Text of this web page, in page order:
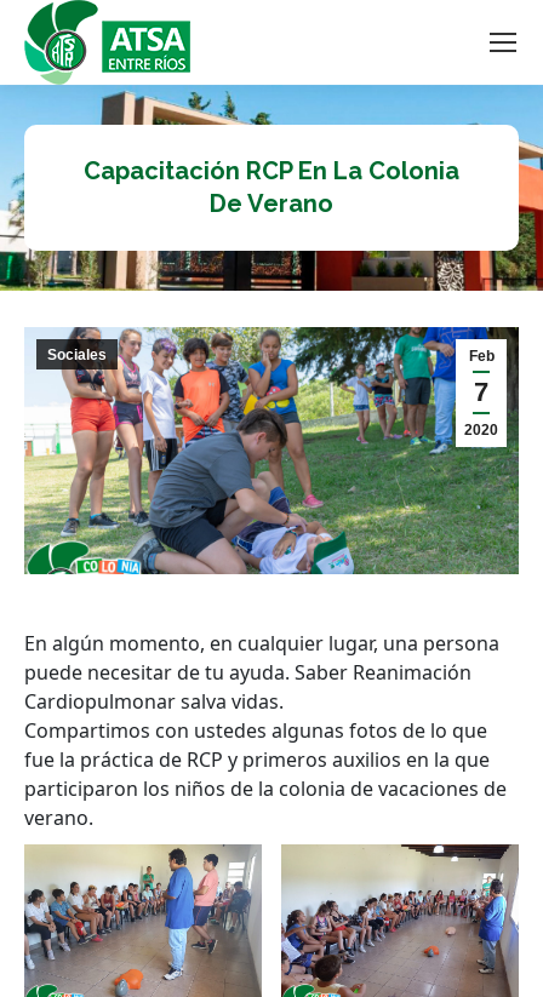
Capacitación RCP En La Colonia
De Verano
Feb
7
2020
Sociales
En algún momento, en cualquier lugar, una persona
puede necesitar de tu ayuda. Saber Reanimación
Cardiopulmonar salva vidas.
Compartimos con ustedes algunas fotos de lo que
fue la práctica de RCP y primeros auxilios en la que
participaron los niños de la colonia de vacaciones de
verano.